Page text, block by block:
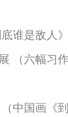
谁是敌人
（六幅习
中国画《